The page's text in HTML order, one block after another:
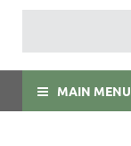
MAIN MENU